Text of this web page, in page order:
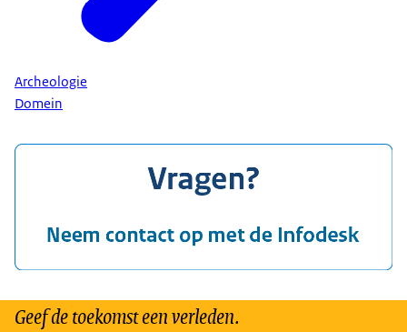
Archeologie
Domein
Geef de toekomst een verleden.